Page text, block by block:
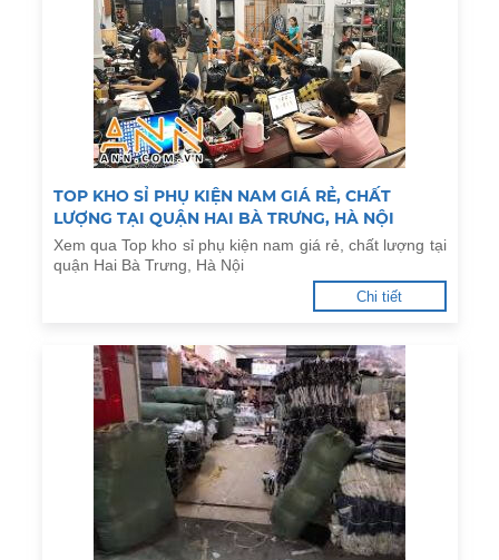
TOP KHO SỈ PHỤ KIỆN NAM GIÁ RẺ, CHẤT
LƯỢNG TẠI QUẬN HAI BÀ TRƯNG, HÀ NỘI
Xem qua Top kho sỉ phụ kiện nam giá rẻ, chất lượng tại
quận Hai Bà Trưng, Hà Nội
Chi tiết